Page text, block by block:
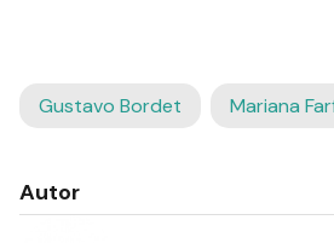
Gustavo Bordet Mariana
Autor